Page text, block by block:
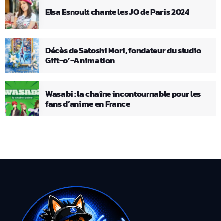
Elsa Esnoult chante les JO de Paris 2024
Décès de Satoshi Mori, fondateur du studio
Gift-o’-Animation
Wasabi : la chaîne incontournable pour les
fans d’anime en France